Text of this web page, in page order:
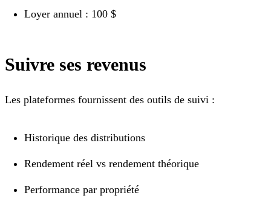
Loyer annuel : 100 $
Suivre ses revenus
Les plateformes fournissent des outils de suivi :
Historique des distributions
Rendement réel vs rendement théorique
Performance par propriété